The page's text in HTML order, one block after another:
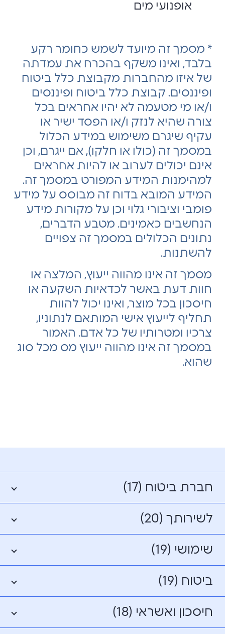
אופנועי מים
* מסמך זה מיועד לשמש כחומר רקע
בלבד, ואינו משקף בהכרח את עמדתה
של איזו מהחברות מקבוצת כלל ביטוח
ופיננסים. קבוצת כלל ביטוח ופיננסים
ו/או מי מטעמה לא יהיו אחראים בכל
צורה שהיא לנזק ו/או הפסד ישיר או
עקיף שיגרם משימוש במידע הכלול
במסמך זה (כולו או חלקו), אם ייגרם, וכן
אינם יכולים לערוב או להיות אחראים
למהימנות המידע המפורט במסמך זה.
המידע המובא בדוח זה מבוסס על מידע
פומבי וציבורי גלוי וכן על מקורות מידע
הנחשבים כאמינים. מטבע הדברים,
נתונים הכלולים במסמך זה צפויים
להשתנות.
מסמך זה אינו מהווה ייעוץ, המלצה או
חוות דעת באשר לכדאיות השקעה או
חיסכון בכל מוצר, ואינו יכול להוות
תחליף לייעוץ אישי המותאם לנתוניו,
צרכיו ומטרותיו של כל אדם. האמור
במסמך זה אינו מהווה ייעוץ מס מכל סוג
שהוא.
חברת ביטוח (17)
לשירותך (20)
שימושי (19)
ביטוח (19)
חיסכון ואשראי (18)